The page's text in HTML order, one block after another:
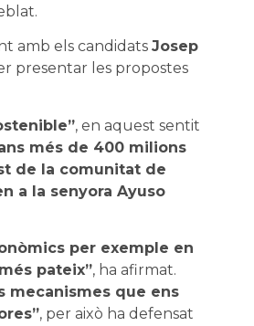
amb els candidats Josep
presentar les propostes
, en aquest sentit
més de 400 milions
de la comunitat de
a la senyora Ayuso
per exemple en
pateix”, ha afirmat.
mecanismes que ens
, per això ha defensat